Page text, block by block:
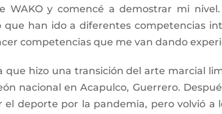
WAKO y comencé a demostrar mi
han ido a diferentes competencias
competencias que me van dando
que hizo una transición del arte marcial
nacional en Acapulco, Guerrero.
deporte por la pandemia, pero volvió